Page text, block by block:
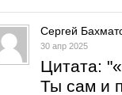
Сергей
30 апр 2025
Цитата:
Ты сам и